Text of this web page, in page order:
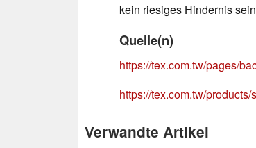
kein riesiges Hindernis
Quelle(n)
https://tex.com.tw/pages/
https://tex.com.tw/
Verwandte Artikel